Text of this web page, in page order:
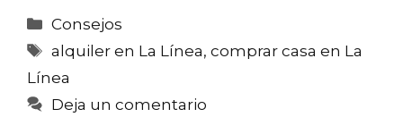
Categorías
Consejos
Etiquetas
alquiler en La Línea,comprar casa en La
Línea
Deja un comentario